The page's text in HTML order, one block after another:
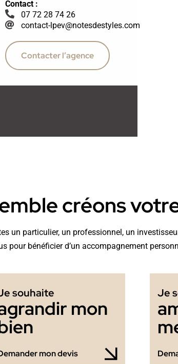
Contact :
07 72 28 74 26
contact-lpev@notesdestyles.com
Contacter l’agence
créons
un particulier, un professionnel, un
pour bénéficier d’un accompagnement
souhaite
mon
mon devis
Je